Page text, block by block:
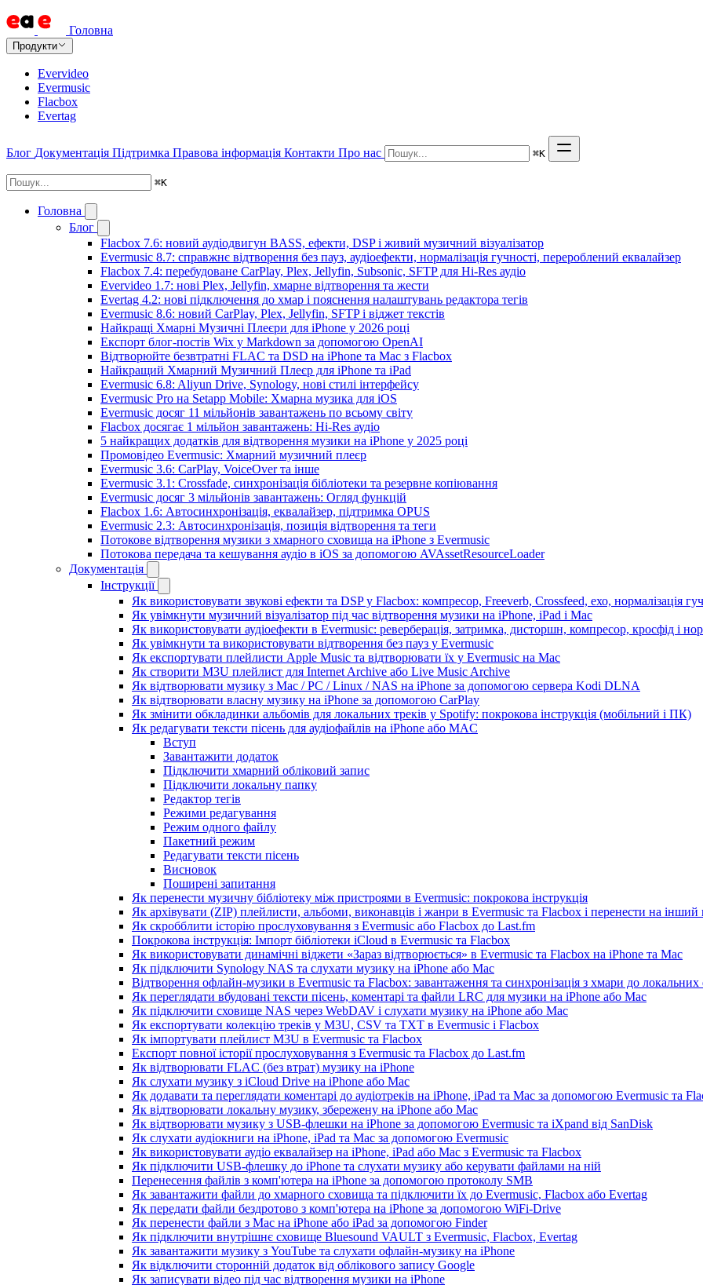
Головна
Продукти
Evervideo
Evermusic
Flacbox
Evertag
Блог Документація Підтримка Правова інформація Контакти Про нас ⌘K
⌘K
Головна
Блог
Flacbox 7.6: новий аудіодвигун BASS, ефекти, DSP і живий музичний візуалізатор
Evermusic 8.7: справжнє відтворення без пауз, аудіоефекти, нормалізація гучності, перероблений еквалайзер
Flacbox 7.4: перебудоване CarPlay, Plex, Jellyfin, Subsonic, SFTP для Hi-Res аудіо
Evervideo 1.7: нові Plex, Jellyfin, хмарне відтворення та жести
Evertag 4.2: нові підключення до хмар і пояснення налаштувань редактора тегів
Evermusic 8.6: новий CarPlay, Plex, Jellyfin, SFTP і віджет текстів
Найкращі Хмарні Музичні Плеєри для iPhone у 2026 році
Експорт блог-постів Wix у Markdown за допомогою OpenAI
Відтворюйте безвтратні FLAC та DSD на iPhone та Mac з Flacbox
Найкращий Хмарний Музичний Плеєр для iPhone та iPad
Evermusic 6.8: Aliyun Drive, Synology, нові стилі інтерфейсу
Evermusic Pro на Setapp Mobile: Хмарна музика для iOS
Evermusic досяг 11 мільйонів завантажень по всьому світу
Flacbox досягає 1 мільйон завантажень: Hi-Res аудіо
5 найкращих додатків для відтворення музики на iPhone у 2025 році
Промовідео Evermusic: Хмарний музичний плеєр
Evermusic 3.6: CarPlay, VoiceOver та інше
Evermusic 3.1: Crossfade, синхронізація бібліотеки та резервне копіювання
Evermusic досяг 3 мільйонів завантажень: Огляд функцій
Flacbox 1.6: Автосинхронізація, еквалайзер, підтримка OPUS
Evermusic 2.3: Автосинхронізація, позиція відтворення та теги
Потокове відтворення музики з хмарного сховища на iPhone з Evermusic
Потокова передача та кешування аудіо в iOS за допомогою AVAssetResourceLoader
Документація
Інструкції
Як використовувати звукові ефекти та DSP у Flacbox: компресор, Freeverb, Crossfeed, ехо, нормалізація
Як увімкнути музичний візуалізатор під час відтворення музики на iPhone, iPad і Mac
Як використовувати аудіоефекти в Evermusic: реверберація, затримка, дисторшн, компресор, кросфід і
Як увімкнути та використовувати відтворення без пауз у Evermusic
Як експортувати плейлисти Apple Music та відтворювати їх у Evermusic на Mac
Як створити M3U плейлист для Internet Archive або Live Music Archive
Як відтворювати музику з Mac / PC / Linux / NAS на iPhone за допомогою сервера Kodi DLNA
Як відтворювати власну музику на iPhone за допомогою CarPlay
Як змінити обкладинки альбомів для локальних треків у Spotify: покрокова інструкція (мобільний і ПК)
Як редагувати тексти пісень для аудіофайлів на iPhone або MAC
Вступ
Завантажити додаток
Підключити хмарний обліковий запис
Підключити локальну папку
Редактор тегів
Режими редагування
Режим одного файлу
Пакетний режим
Редагувати тексти пісень
Висновок
Поширені запитання
Як перенести музичну бібліотеку між пристроями в Evermusic: покрокова інструкція
Як архівувати (ZIP) плейлисти, альбоми, виконавців і жанри в Evermusic та Flacbox і перенести на інший
Як скробблити історію прослуховування з Evermusic або Flacbox до Last.fm
Покрокова інструкція: Імпорт бібліотеки iCloud в Evermusic та Flacbox
Як використовувати динамічні віджети «Зараз відтворюється» в Evermusic та Flacbox на iPhone та Mac
Як підключити Synology NAS та слухати музику на iPhone або Mac
Відтворення офлайн-музики в Evermusic та Flacbox: завантаження та синхронізація з хмари до локальних
Як переглядати вбудовані тексти пісень, коментарі та файли LRC для музики на iPhone або Mac
Як підключити сховище NAS через WebDAV і слухати музику на iPhone або Mac
Як експортувати колекцію треків у M3U, CSV та TXT в Evermusic і Flacbox
Як імпортувати плейлист M3U в Evermusic та Flacbox
Експорт повної історії прослуховування з Evermusic та Flacbox до Last.fm
Як відтворювати FLAC (без втрат) музику на iPhone
Як слухати музику з iCloud Drive на iPhone або Mac
Як додавати та переглядати коментарі до аудіотреків на iPhone, iPad та Mac за допомогою Evermusic та
Як відтворювати локальну музику, збережену на iPhone або Mac
Як відтворювати музику з USB-флешки на iPhone за допомогою Evermusic та iXpand від SanDisk
Як слухати аудіокниги на iPhone, iPad та Mac за допомогою Evermusic
Як використовувати аудіо еквалайзер на iPhone, iPad або Mac з Evermusic та Flacbox
Як підключити USB-флешку до iPhone та слухати музику або керувати файлами на ній
Перенесення файлів з комп'ютера на iPhone за допомогою протоколу SMB
Як завантажити файли до хмарного сховища та підключити їх до Evermusic, Flacbox або Evertag
Як передати файли бездротово з комп'ютера на iPhone за допомогою WiFi-Drive
Як перенести файли з Mac на iPhone або iPad за допомогою Finder
Як підключити внутрішнє сховище Bluesound VAULT з Evermusic, Flacbox, Evertag
Як завантажити музику з YouTube та слухати офлайн-музику на iPhone
Як відключити сторонній додаток від облікового запису Google
Як записувати відео під час відтворення музики на iPhone